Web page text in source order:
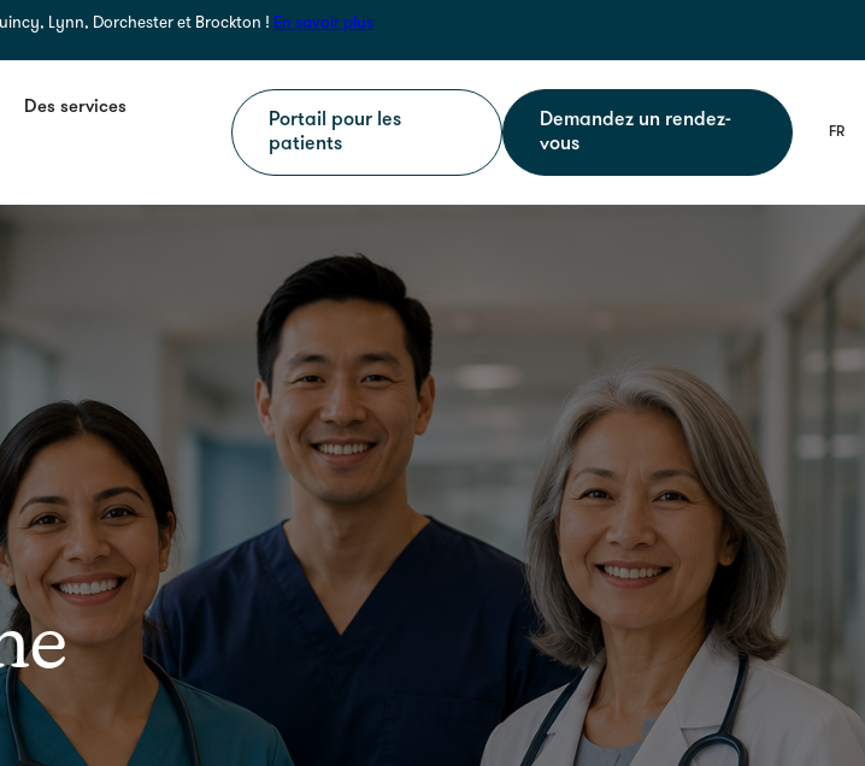
Lynn, Dorchester et Brockton ! En savoir plus
Des services
Portail pour les
patients
Demandez un rendez-
vous